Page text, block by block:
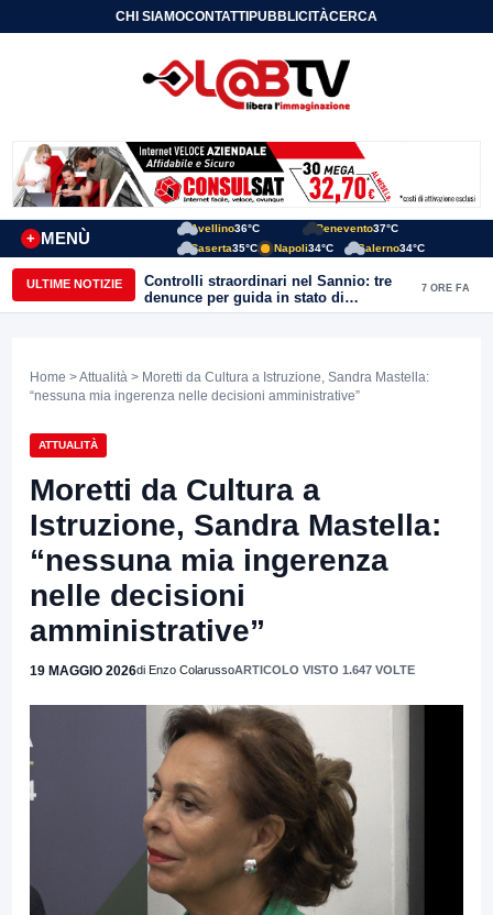
CHI SIAMOCONTATTIPUBBLICITÀCERCA
MENÙ
+
Avellino36°C Benevento37°C
Caserta35°C Napoli34°C Salerno34°C
ULTIME NOTIZIE
Controlli straordinari nel Sannio: tre
denunce per guida in stato di
ebbrezza, un arresto e 1.500 kg di
7 ORE FA
Home >Attualità > Moretti da Cultura a Istruzione, Sandra Mastella:
“nessuna mia ingerenza nelle decisioni amministrative”
ATTUALITÀ
Moretti da Cultura a
Istruzione, Sandra Mastella:
“nessuna mia ingerenza
nelle decisioni
amministrative”
19 MAGGIO 2026di Enzo ColarussoARTICOLO VISTO 1.647 VOLTE